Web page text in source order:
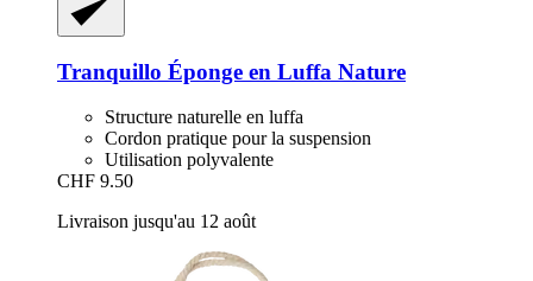
Tranquillo Éponge en Luffa Nature
Structure naturelle en luffa
Cordon pratique pour la suspension
Utilisation polyvalente
CHF 9.50
Livraison jusqu'au 12 août